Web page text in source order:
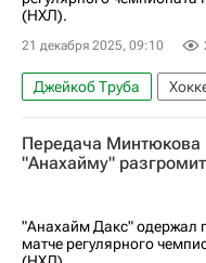
(НХЛ).
21 декабря 2025, 09:10
Джейкоб Труба
Павел Минтюков
Микаэль Гранлунд
Национальная
Передача Минтюкова
"Анахайму"
"Анахайм Дакс" одержал
матче регулярного